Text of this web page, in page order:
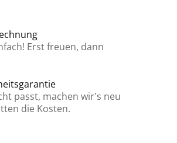
Erst freuen, dann
passt, machen wir’s neu
die Kosten.